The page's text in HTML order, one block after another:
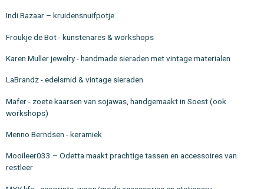
Indi Bazaar – kruidensnuifpotje
Froukje de Bot - kunstenares & workshops
Karen Muller jewelry - handmade sieraden met vintage materialen
LaBrandz - edelsmid & vintage sieraden
Mafer - zoete kaarsen van sojawas, handgemaakt in Soest (ook
workshops)
Menno Berndsen - keramiek
Mooileer033 – Odetta maakt prachtige tassen en accessoires van
restleer